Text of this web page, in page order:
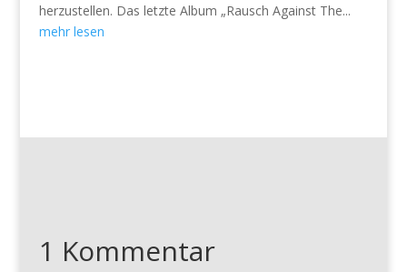
herzustellen. Das letzte Album „Rausch Against The...
mehr lesen
1 Kommentar